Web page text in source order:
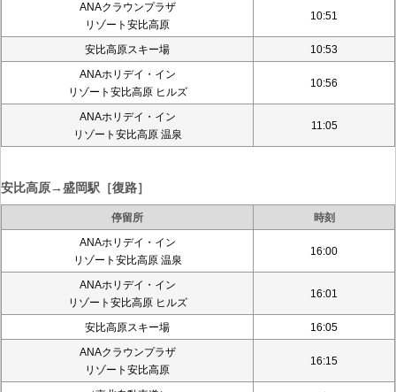
ANAクラウンプラザ
リゾート安比高原
10:51
安比高原スキー場
10:53
ANAホリデイ・イン
リゾート安比高原 ヒルズ
10:56
ANAホリデイ・イン
リゾート安比高原 温泉
11:05
安比高原→盛岡駅［復路］
停留所
時刻
ANAホリデイ・イン
リゾート安比高原 温泉
16:00
ANAホリデイ・イン
リゾート安比高原 ヒルズ
16:01
安比高原スキー場
16:05
ANAクラウンプラザ
リゾート安比高原
16:15